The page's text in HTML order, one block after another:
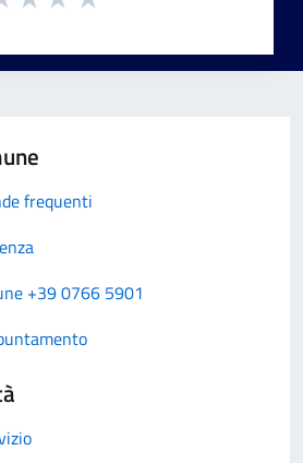
frequenti
+39 0766 5901